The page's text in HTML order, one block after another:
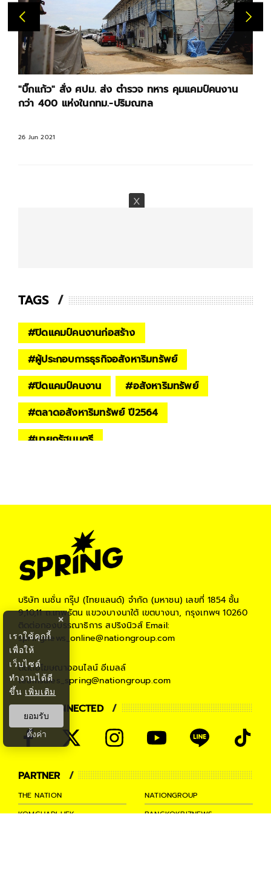
"บิ๊กแก้ว" สั่ง ศปม. ส่ง ตำรวจ ทหาร คุมแคมป์คนงาน
กว่า 400 แห่งในกทม.-ปริมณฑล
26 Jun 2021
TAGS
#ปิดแคมป์คนงานก่อสร้าง
#ผู้ประกอบการธุรกิจอสังหาริมทรัพย์
#ปิดแคมป์คนงาน #อสังหาริมทรัพย์
#ตลาดอสังหาริมทรัพย์ ปี2564
#นายกรัฐมนตรี
โควิด-19 # สถานการณ์โควิดวันนี้
#โควิดวันนี้ # โควิด–19 กระทบธุรกิจ
#สมาคมอสังหาริมทรัพย์ไทย
บริษัท เนชั่น กรุ๊ป (ไทยแลนด์) จำกัด (มหาชน) เลขที่ 1854 ชั้น
9,10,11 ถ.เทพรัตน แขวงบางนาใต้ เขตบางนา, กรุงเทพฯ 10260
ติดต่อกองบรรณาธิการ สปริงนิวส์Email:
springnews_online@nationgroup.com
ติดต่อโฆษณาออนไลน์ อีเมลล์
teamsales_spring@nationgroup.com
STAY CONNECTED
PARTNER
THE NATION
NATIONGROUP
KOMCHADLUEK
BANGKOKBIZNEWS
×
เราใช้คุกกี้
เพื่อให้
เว็บไซต์
ทำงานได้ดี
ขึ้น เพิ่มเติม
ยอมรับ
ตั้งค่า